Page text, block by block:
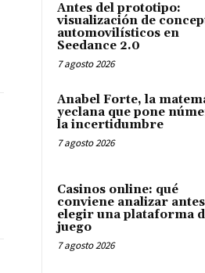
Antes del prototipo:
visualización de
automovilísticos en
Seedance 2.0
7 agosto 2026
Anabel Forte, la
yeclana que pone
la incertidumbre
7 agosto 2026
Casinos online: qué
conviene analizar
elegir una plataforma
juego
7 agosto 2026